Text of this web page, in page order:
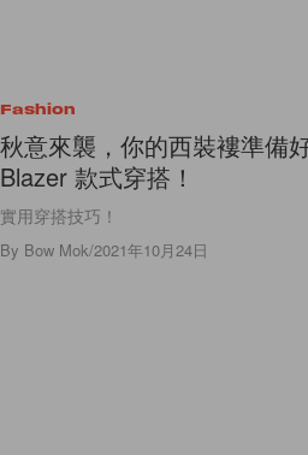
Fashion
秋意來襲，你的西裝褸準備
Blazer 款式穿搭！
實用穿搭技巧！
By Bow Mok/2021年10月24日